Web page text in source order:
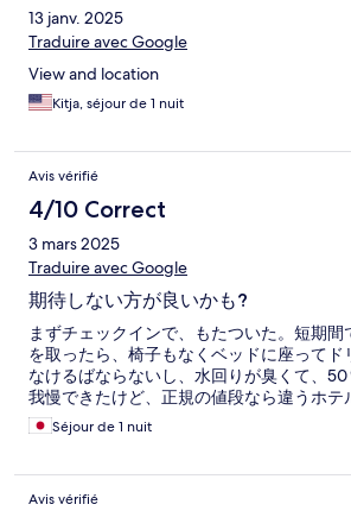
13 janv. 2025
Traduire avec Google
View and location
Kitja, séjour de 1 nuit
Avis vérifié
4/10 Correct
3 mars 2025
Traduire avec Google
期待しない方が良いかも?
まずチェックインで、もたついた。短期間
を取ったら、椅子もなくベッドに座ってド
なけるばならないし、水回りが臭くて、
我慢できたけど、正規の値段なら違うホテ
Séjour de 1 nuit
Avis vérifié